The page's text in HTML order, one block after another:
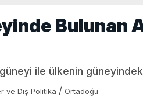
ile ülkenin
ve Dış Politika / Ortadoğu